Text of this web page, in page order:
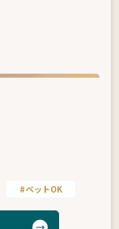
ペットOK